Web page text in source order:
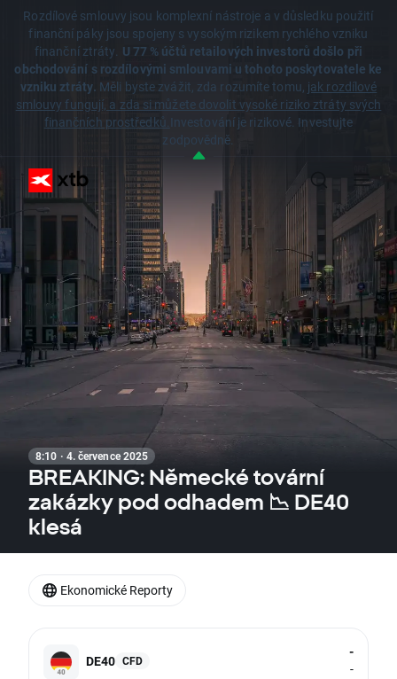
Rozdílové smlouvy jsou komplexní nástroje a v důsledku použití
finanční páky jsou spojeny s vysokým rizikem rychlého vzniku
finanční ztráty. U 77 % účtů retailových investorů došlo při
obchodování s rozdílovými smlouvami u tohoto poskytovatele ke
vzniku ztráty. Měli byste zvážit, zda rozumíte tomu, jak rozdílové
smlouvy fungují, a zda si můžete dovolit vysoké riziko ztráty svých
finančních prostředků.Investování je rizikové. Investujte
zodpovědně.
8:10 · 4. července 2025
BREAKING: Německé tovární
zakázky pod odhadem 📉 DE40
klesá
DE40 CFD
-
-
Ekonomické Reporty